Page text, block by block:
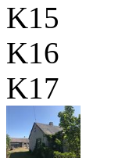
K15
K16
K17